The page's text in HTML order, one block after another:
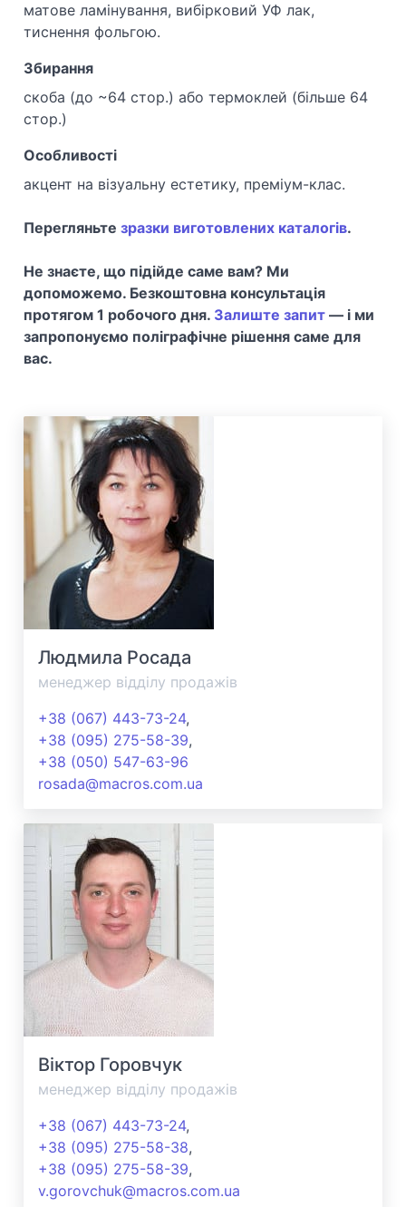
матове ламінування, вибірковий УФ лак,
тиснення фольгою.
Збирання
скоба (до ~64 стор.) або термоклей (більше 64
стор.)
Особливості
акцент на візуальну естетику, преміум-клас.
Перегляньте зразки виготовлених каталогів.
Не знаєте, що підійде саме вам? Ми
допоможемо. Безкоштовна консультація
протягом 1 робочого дня. Залиште запит — і ми
запропонуємо поліграфічне рішення саме для
вас.
Людмила Росада
менеджер відділу продажів
+38 (067) 443-73-24,
+38 (095) 275-58-39,
+38 (050) 547-63-96
rosada@macros.com.ua
Віктор Горовчук
менеджер відділу продажів
+38 (067) 443-73-24,
+38 (095) 275-58-38,
+38 (095) 275-58-39,
v.gorovchuk@macros.com.ua